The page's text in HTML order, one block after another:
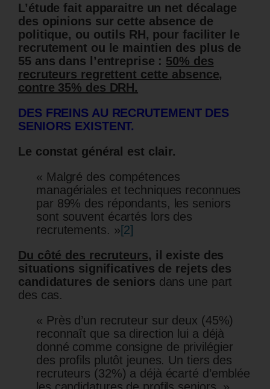
L’étude fait apparaitre un net décalage
des opinions sur cette absence de
politique, ou outils RH, pour faciliter le
recrutement ou le maintien des plus de
55 ans dans l’entreprise : 50% des
recruteurs regrettent cette absence,
contre 35% des DRH.
DES FREINS AU RECRUTEMENT DES
SENIORS EXISTENT.
Le constat général est clair.
« Malgré des compétences
managériales et techniques reconnues
par 89% des répondants, les seniors
sont souvent écartés lors des
recrutements. »[2]
Du côté des recruteurs, il existe des
situations significatives de rejets des
candidatures de seniors dans une part
des cas.
« Près d’un recruteur sur deux (45%)
reconnaît que sa direction lui a déjà
donné comme consigne de privilégier
des profils plutôt jeunes. Un tiers des
recruteurs (32%) a déjà écarté d’emblée